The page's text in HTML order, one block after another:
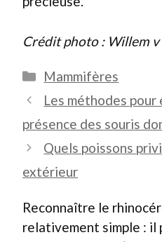
Crédit photo : Willem
Catégories
Mammifères
Les méthodes
présence des souris
Quels poissons
extérieur
Reconnaître le
relativement simple : il